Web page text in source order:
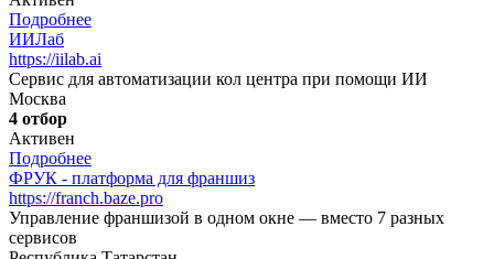
Подробнее
ИИЛаб
https://iilab.ai
Сервис для автоматизации кол центра при помощи ИИ
Москва
4 отбор
Активен
Подробнее
ФРУК - платформа для франшиз
https://franch.baze.pro
Управление франшизой в одном окне — вместо 7 разных
сервисов